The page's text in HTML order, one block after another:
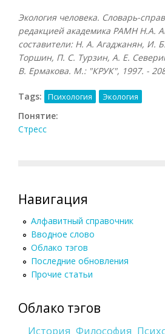
Экология человека. Словарь-
редакцией академика РАМН Н.А.
составители: Н. А. Агаджанян, И.
Торшин, П. С. Турзин, А. Е.
В. Ермакова. М.: "КРУК", 1997. -
Tags: Психология Экология
Понятие:
Стресс
Навигация
Алфавитный справочник
Вводное слово
Облако тэгов
Последние обновления
Прочие статьи
Облако тэгов
История Философия